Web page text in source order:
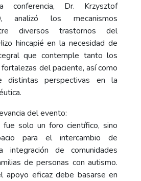
conferencia, Dr. Krzysztof
analizó los mecanismos
diversos trastornos del
hincapié en la necesidad de
que contemple tanto los
del paciente, así como
distintas perspectivas en la
del evento:
fue solo un foro científico, sino
para el intercambio de
integración de comunidades
de personas con autismo.
apoyo eficaz debe basarse en